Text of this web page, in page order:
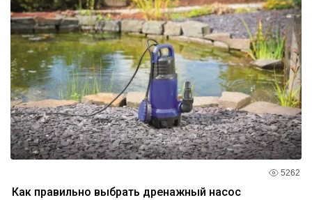
5262
Как правильно выбрать дренажный насос